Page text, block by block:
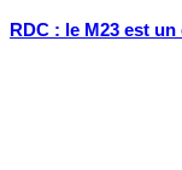
RDC : le M23 est